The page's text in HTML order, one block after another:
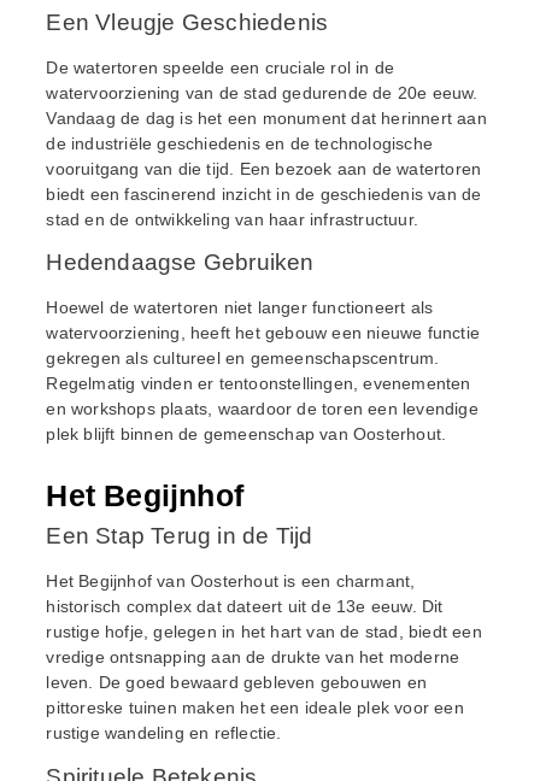
Een Vleugje Geschiedenis
De watertoren speelde een cruciale rol in de
watervoorziening van de stad gedurende de 20e eeuw.
Vandaag de dag is het een monument dat herinnert aan
de industriële geschiedenis en de technologische
vooruitgang van die tijd. Een bezoek aan de watertoren
biedt een fascinerend inzicht in de geschiedenis van de
stad en de ontwikkeling van haar infrastructuur.
Hedendaagse Gebruiken
Hoewel de watertoren niet langer functioneert als
watervoorziening, heeft het gebouw een nieuwe functie
gekregen als cultureel en gemeenschapscentrum.
Regelmatig vinden er tentoonstellingen, evenementen
en workshops plaats, waardoor de toren een levendige
plek blijft binnen de gemeenschap van Oosterhout.
Het Begijnhof
Een Stap Terug in de Tijd
Het Begijnhof van Oosterhout is een charmant,
historisch complex dat dateert uit de 13e eeuw. Dit
rustige hofje, gelegen in het hart van de stad, biedt een
vredige ontsnapping aan de drukte van het moderne
leven. De goed bewaard gebleven gebouwen en
pittoreske tuinen maken het een ideale plek voor een
rustige wandeling en reflectie.